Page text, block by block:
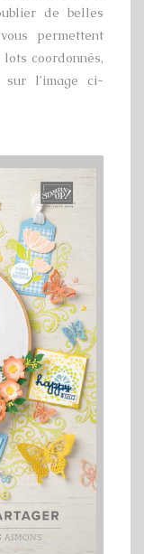
de belles
permettent
lots coordonnés,
sur l’image ci-